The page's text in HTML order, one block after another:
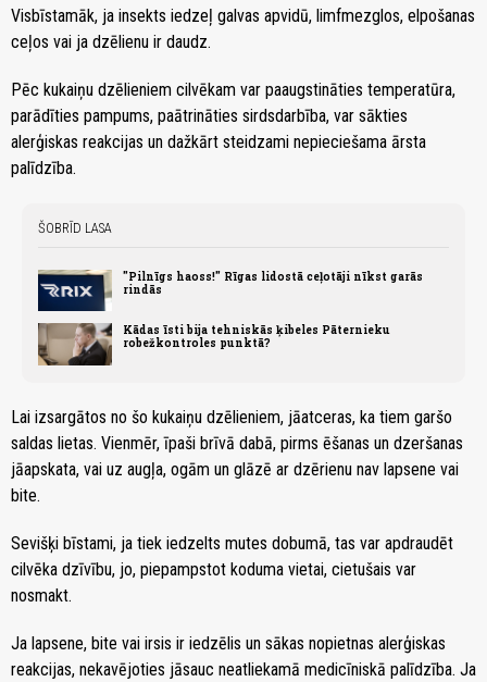
Visbīstamāk, ja insekts iedzeļ galvas apvidū, limfmezglos, elpošanas
ceļos vai ja dzēlienu ir daudz.
Pēc kukaiņu dzēlieniem cilvēkam var paaugstināties temperatūra,
parādīties pampums, paātrināties sirdsdarbība, var sākties
alerģiskas reakcijas un dažkārt steidzami nepieciešama ārsta
palīdzība.
ŠOBRĪD LASA
"Pilnīgs haoss!" Rīgas lidostā ceļotāji nīkst garās
rindās
Kādas īsti bija tehniskās ķibeles Pāternieku
robežkontroles punktā?
Lai izsargātos no šo kukaiņu dzēlieniem, jāatceras, ka tiem garšo
saldas lietas. Vienmēr, īpaši brīvā dabā, pirms ēšanas un dzeršanas
jāapskata, vai uz augļa, ogām un glāzē ar dzērienu nav lapsene vai
bite.
Sevišķi bīstami, ja tiek iedzelts mutes dobumā, tas var apdraudēt
cilvēka dzīvību, jo, piepampstot koduma vietai, cietušais var
nosmakt.
Ja lapsene, bite vai irsis ir iedzēlis un sākas nopietnas alerģiskas
reakcijas, nekavējoties jāsauc neatliekamā medicīniskā palīdzība. Ja